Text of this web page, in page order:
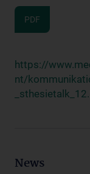
PDF
https://
nt/
News